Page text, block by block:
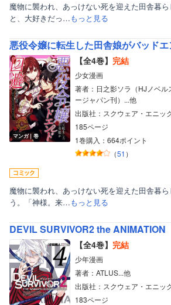
魔物に襲われ、あっけない死を迎えた田舎暮
と、大好きだっ…もっと見る
マンガ｜巻
【全4巻】 完結
少女漫画
著者：日之影ソラ（HJノベル
ージャパン刊）...他
出版社：スクウェア・エニッ
185ページ
1巻購入：664ポイント
（51 ）
魔物に襲われ、あっけない死を迎えた田舎暮
う。「神様。来…もっと見る
DEVIL SURVIVOR2 the ANIMATION
【全4巻】 完結
少年漫画
著者：ATLUS...他
出版社：スクウェア・エニッ
183ページ